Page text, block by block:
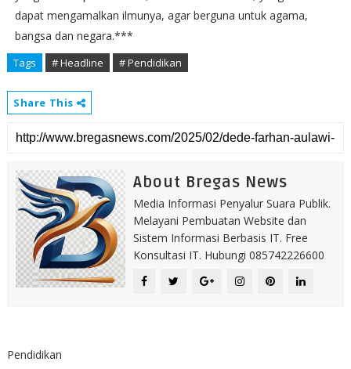
dapat mengamalkan ilmunya, agar berguna untuk agama,
bangsa dan negara.***
Tags # Headline # Pendidikan
Share This
About Bregas News
Media Informasi Penyalur Suara Publik.
Melayani Pembuatan Website dan
Sistem Informasi Berbasis IT. Free
Konsultasi IT. Hubungi 085742226600
Pendidikan